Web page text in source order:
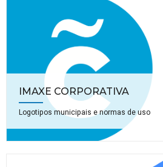
IMAXE CORPORATIVA
Logotipos municipais e normas de uso